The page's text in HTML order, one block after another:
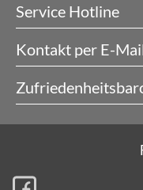
Service Hotline
Kontakt per E-